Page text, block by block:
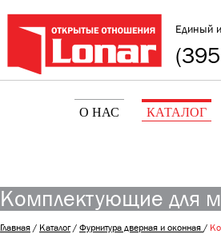
Единый
О НАС КАТАЛОГ
Комплектующие для
Главная/ Каталог/Фурнитура дверная и оконная/